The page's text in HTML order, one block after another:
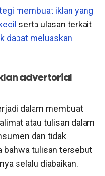
membuat iklan yang
serta ulasan terkait
dapat meluaskan
advertorial
dalam membuat
atau tulisan dalam
dan tidak
bahwa tulisan tersebut
selalu diabaikan.